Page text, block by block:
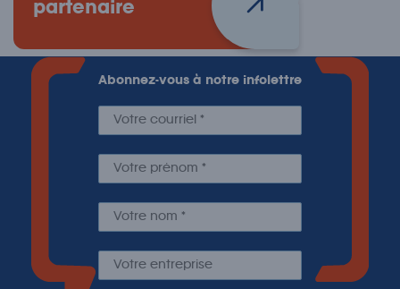
partenaire
Abonnez-vous à notre infolettre